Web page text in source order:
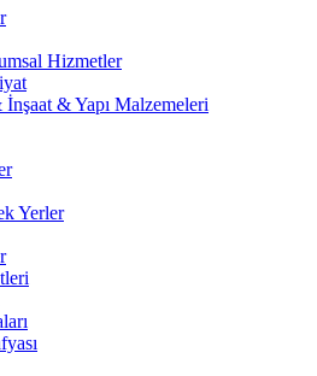
Hizmetler
& Yapı Malzemeleri
Yerler